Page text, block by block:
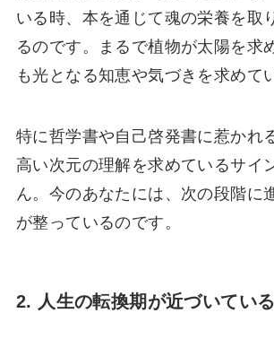
いる時、本を通じて魂の栄養を取
るのです。まるで植物が太陽を求
も光となる知恵や気づきを求めて
特に哲学書や自己啓発書に惹かれ
高い次元の理解を求めているサイ
ん。今のあなたには、次の段階に
が整っているのです。
2. 人生の転換期が近づいてい